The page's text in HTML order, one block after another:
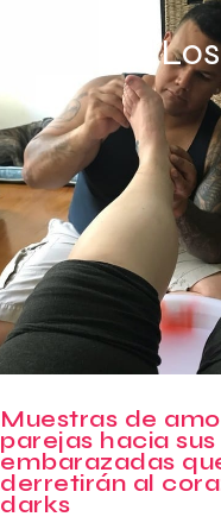
Muestras de
parejas hacia sus
embarazadas
derretirán al
darks